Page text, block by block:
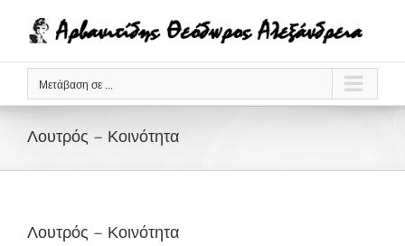
περιεχόμενο
Μετάβαση σε ...
Λουτρός – Κοινότητα
Λουτρός – Κοινότητα